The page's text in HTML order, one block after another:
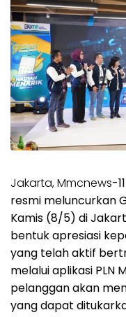
Jakarta, Mmcnews-
resmi meluncurkan
Kamis (8/5) di
bentuk apresiasi
yang telah aktif
melalui aplikasi PLN
pelanggan akan
yang dapat